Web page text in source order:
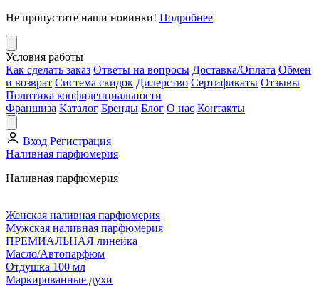
Не пропустите наши новинки! Подробнее
Условия работы
Как сделать заказ Ответы на вопросы Доставка/Оплата Обмен
и возврат Система скидок Дилерство Сертификаты Отзывы
Политика конфиденциальности
Франшиза Каталог Бренды Блог О нас Контакты
Вход Регистрация
Наливная парфюмерия
Наливная парфюмерия
Женская наливная парфюмерия
Мужская наливная парфюмерия
ПРЕМИАЛЬНАЯ линейка
Масло/Автопарфюм
Отдушка 100 мл
Маркированные духи